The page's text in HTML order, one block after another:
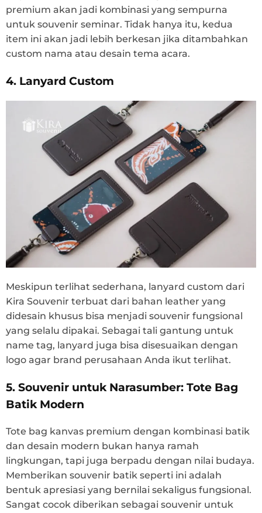
premium akan jadi kombinasi yang sempurna
untuk souvenir seminar. Tidak hanya itu, kedua
item ini akan jadi lebih berkesan jika ditambahkan
custom nama atau desain tema acara.
4. Lanyard Custom
Meskipun terlihat sederhana, lanyard custom dari
Kira Souvenir terbuat dari bahan leather yang
didesain khusus bisa menjadi souvenir fungsional
yang selalu dipakai. Sebagai tali gantung untuk
name tag, lanyard juga bisa disesuaikan dengan
logo agar brand perusahaan Anda ikut terlihat.
5. Souvenir untuk Narasumber: Tote Bag
Batik Modern
Tote bag kanvas premium dengan kombinasi batik
dan desain modern bukan hanya ramah
lingkungan, tapi juga berpadu dengan nilai budaya.
Memberikan souvenir batik seperti ini adalah
bentuk apresiasi yang bernilai sekaligus fungsional.
Sangat cocok diberikan sebagai souvenir untuk